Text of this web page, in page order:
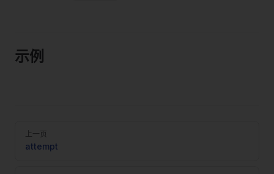
示例
Pager
上一页
attempt